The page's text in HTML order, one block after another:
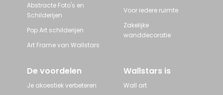
Abstracte Foto's en
Schilderijen
Pop Art schilderijen
Art Frame van Wallstars
Voor iedere ruimte
Zakelijke
wanddecoratie
De voordelen
Je akoestiek verbeteren
Wallstars is
Wall art